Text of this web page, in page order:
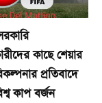
কাছে শেয়ার
প্রতিবাদে
কাপ বর্জন